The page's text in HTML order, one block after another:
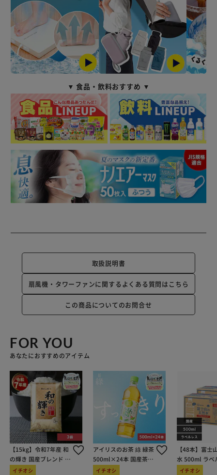
▼ 食品・飲料おすすめ ▼
取扱説明書
扇風機・タワーファンに関するよくある質問はこちら
この商品についてのお問合せ
FOR YOU
あなたにおすすめのアイテム
【15kg】令和7年産 和
の輝き 国産ブレンド 5
kg×3袋
イチオシ
アイリスのお茶 綠 緑茶
500ml×24本 国産茶葉
100％使用
イチオシ
【48本】富士
水 500ml ラベ
イチオシ